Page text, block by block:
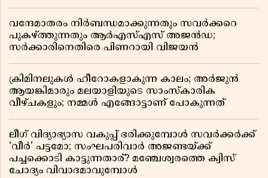
വന്ദേമാതരം നിർബന്ധമാക്കുന്നതും സവർക്കറെ
പുകഴ്ത്തുന്നതും ആർഎസ്എസ് അജൻഡ;
സർക്കാരിനെതിരെ പിണറായി വിജയൻ
ക്രിമിനലുകൾ ഹീറോകളാകുന്ന കാലം; അർജുൻ
ആയങ്കിമാരും മലയാളിയുടെ സാംസ്കാരിക
വീഴ്ചകളും; നമ്മൾ എങ്ങോട്ടാണ് പോകുന്നത്
ലീഗ് വിദ്യാഭ്യാസ വകുപ്പ് ഭരിക്കുമ്പോൾ സവർക്കർക്ക്
'വീർ' പട്ടമോ; സംഘപരിവാർ അജണ്ടയ്ക്ക്
പച്ചക്കൊടി കാട്ടുന്നതാര്? മഞ്ചേശ്വരത്തെ ക്വിസ്
ചോദ്യം വിവാദമാവുമ്പോൾ